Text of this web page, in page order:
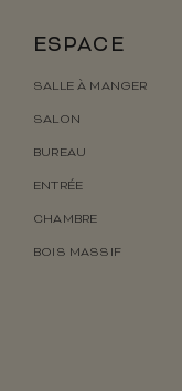
ESPACE
SALLE À MANGER
SALON
BUREAU
ENTRÉE
CHAMBRE
BOIS MASSIF